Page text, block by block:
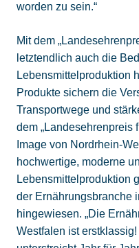
worden zu sein.“
Mit dem
letztendlich auch die
Lebensmittelproduktion
Produkte sichern die
Transportwege und
dem „Landesehrenpreis
Image von Nordrhein-
hochwertige, moderne
Lebensmittelproduktion
der Ernährungsbranche
hingewiesen. „Die
Westfalen ist